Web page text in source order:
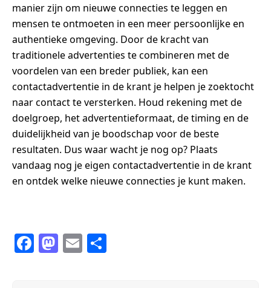
manier zijn om nieuwe connecties te leggen en
mensen te ontmoeten in een meer persoonlijke en
authentieke omgeving. Door de kracht van
traditionele advertenties te combineren met de
voordelen van een breder publiek, kan een
contactadvertentie in de krant je helpen je zoektocht
naar contact te versterken. Houd rekening met de
doelgroep, het advertentieformaat, de timing en de
duidelijkheid van je boodschap voor de beste
resultaten. Dus waar wacht je nog op? Plaats
vandaag nog je eigen contactadvertentie in de krant
en ontdek welke nieuwe connecties je kunt maken.
F
M E